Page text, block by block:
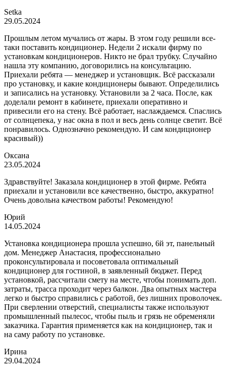
Setka
29.05.2024
Прошлым летом мучались от жары. В этом году решили все-
таки поставить кондиционер. Недели 2 искали фирму по
установкам кондиционеров. Никто не брал трубку. Случайно
нашла эту компанию, договорились на консультацию.
Приехали ребята — менеджер и установщик. Всё рассказали
про установку, и какие кондиционеры бывают. Определились
и записались на установку. Установили за 2 часа. После, как
доделали ремонт в кабинете, приехали оперативно и
привесили его на стену. Всё работает, наслаждаемся. Спаслись
от солнцепека, у нас окна в пол и весь день солнце светит. Всё
понравилось. Однозначно рекомендую. И сам кондиционер
красивый))
Оксана
23.05.2024
Здравствуйте! Заказала кондиционер в этой фирме. Ребята
приехали и установили все качественно, быстро, аккуратно!
Очень довольна качеством работы! Рекомендую!
Юрий
14.05.2024
Установка кондиционера прошла успешно, 6й эт, панельный
дом. Менеджер Анастасия, профессионально
проконсультировала и посоветовала оптимальный
кондиционер для гостиной, в заявленный бюджет. Перед
установкой, рассчитали смету на месте, чтобы понимать доп.
затраты, трасса проходит через балкон. Два опытных мастера
легко и быстро справились с работой, без лишних проволочек.
При сверлении отверстий, специалисты также используют
промышленный пылесос, чтобы пыль и грязь не обременяли
заказчика. Гарантия применяется как на кондиционер, так и
на саму работу по установке.
Ирина
29.04.2024